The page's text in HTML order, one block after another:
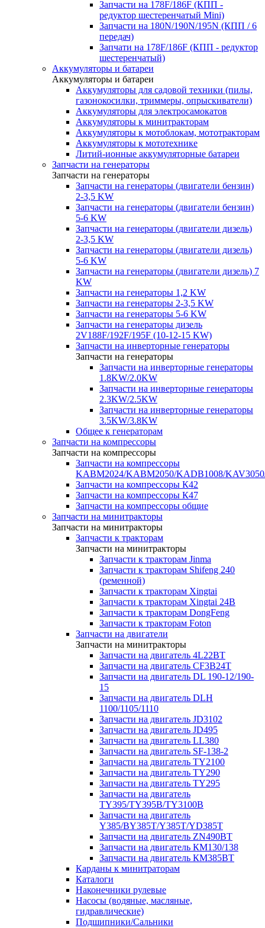
Запчасти на 178F/186F (КПП -
редуктор шестеренчатый Mini)
Запчасти на 180N/190N/195N (КПП / 6
передач)
Запчати на 178F/186F (КПП - редуктор
шестеренчатый)
Аккумуляторы и батареи
Аккумуляторы и батареи
Аккумуляторы для садовой техники (пилы,
газонокосилки, триммеры, опрыскиватели)
Аккумуляторы для электросамокатов
Аккумуляторы к минитракторам
Аккумуляторы к мотоблокам, мототракторам
Аккумуляторы к мототехнике
Литий-ионные аккумуляторные батареи
Запчасти на генераторы
Запчасти на генераторы
Запчасти на генераторы (двигатели бензин)
2-3,5 KW
Запчасти на генераторы (двигатели бензин)
5-6 KW
Запчасти на генераторы (двигатели дизель)
2-3,5 KW
Запчасти на генераторы (двигатели дизель)
5-6 KW
Запчасти на генераторы (двигатели дизель) 7
KW
Запчасти на генераторы 1,2 KW
Запчасти на генераторы 2-3,5 KW
Запчасти на генераторы 5-6 KW
Запчасти на генераторы дизель
2V188F/192F/195F (10-12-15 KW)
Запчасти на инверторные генераторы
Запчасти на генераторы
Запчасти на инверторные генераторы
1.8KW/2.0KW
Запчасти на инверторные генераторы
2.3KW/2.5KW
Запчасти на инверторные генераторы
3.5KW/3.8KW
Общее к генераторам
Запчасти на компрессоры
Запчасти на компрессоры
Запчасти на компрессоры
KABM2024/KABM2050/KADB1008/
Запчасти на компрессоры К42
Запчасти на компрессоры К47
Запчасти на компрессоры общие
Запчасти на минитракторы
Запчасти на минитракторы
Запчасти к тракторам
Запчасти на минитракторы
Запчасти к тракторам Jinma
Запчасти к тракторам Shifeng 240
(ременной)
Запчасти к тракторам Xingtai
Запчасти к тракторам Xingtai 24В
Запчасти к тракторам DongFeng
Запчасти к тракторам Foton
Запчасти на двигатели
Запчасти на минитракторы
Запчасти на двигатель 4L22BT
Запчасти на двигатель CF3B24T
Запчасти на двигатель DL 190-12/190-
15
Запчасти на двигатель DLH
1100/1105/1110
Запчасти на двигатель JD3102
Запчасти на двигатель JD495
Запчасти на двигатель LL380
Запчасти на двигатель SF-138-2
Запчасти на двигатель TY2100
Запчасти на двигатель TY290
Запчасти на двигатель TY295
Запчасти на двигатель
TY395/TY395В/TY3100В
Запчасти на двигатель
Y385/BY385T/Y385T/YD385T
Запчасти на двигатель ZN490BT
Запчасти на двигатель КМ130/138
Запчасти на двигатель КМ385ВТ
Карданы к минитраторам
Каталоги
Наконечники рулевые
Насосы (водяные, масляные,
гидравлические)
Подшипники/Сальники